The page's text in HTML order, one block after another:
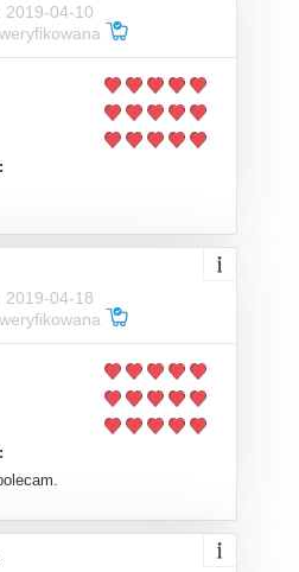
2019-04-10
2019-04-18